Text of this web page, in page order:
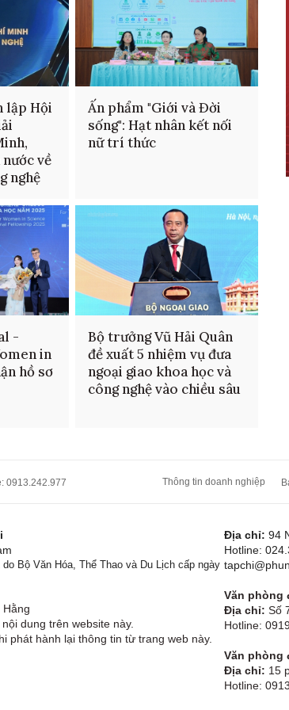
lập Hội
về
nghệ
Ấn phẩm "Giới và Đời
sống": Hạt nhân kết nối
nữ trí thức
-
in
hồ sơ
Bộ trưởng Vũ Hải Quân
đề xuất 5 nhiệm vụ đưa
ngoại giao khoa học và
công nghệ vào chiều sâu
0913.242.977 Thông tin doanh nghiệp
Bộ Văn Hóa, Thể Thao và Du Lịch cấp ngày
Hằng
dung trên website này.
phát hành lại thông tin từ trang web này.
Địa chỉ: 94
Hotline:
Văn phòng
Địa chỉ: Số
Hotline:
Văn phòng
Địa chỉ: 15
Hotline: